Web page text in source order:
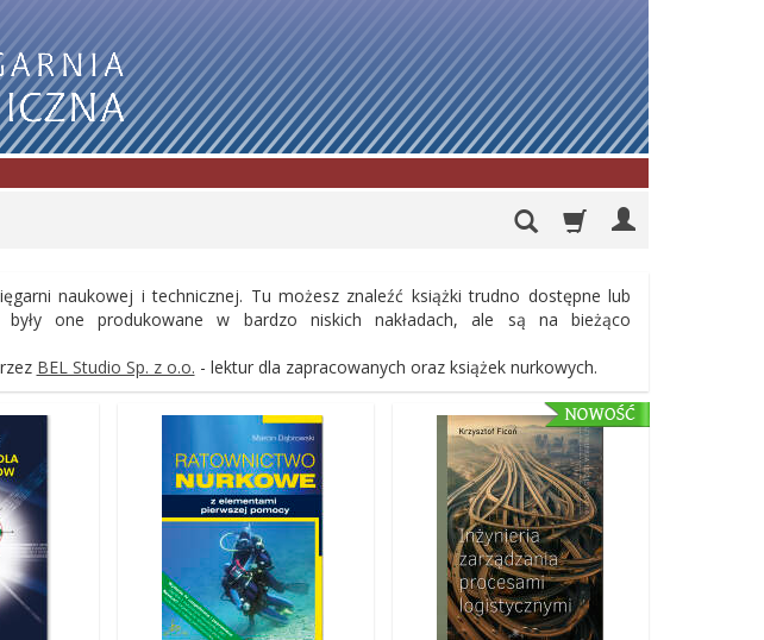
naukowej i technicznej. Tu możesz znaleźć książki trudno dostępne lub
były one produkowane w bardzo niskich nakładach, ale są na bieżąco
BEL Studio Sp. z o.o. - lektur dla zapracowanych oraz książek nurkowych.